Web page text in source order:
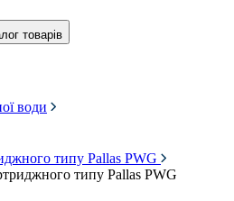
товарів
води
типу Pallas PWG
типу Pallas PWG